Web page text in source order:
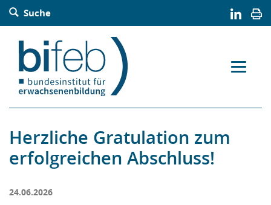
Barrierefreie Bedienung der Webseite:
Zur Navigation springen
Zur Suche springen
Zum Inhalt springen
Zur Sitemap springen
Zum Kontakt springen
Suche
Herzliche Gratulation zum
erfolgreichen Abschluss!
24.06.2026